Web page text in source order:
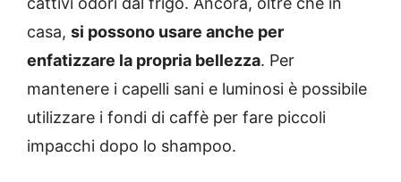
casa, si possono usare anche per
enfatizzare la propria bellezza. Per
mantenere i capelli sani e luminosi è possibile
utilizzare i fondi di caffè per fare piccoli
impacchi dopo lo shampoo.